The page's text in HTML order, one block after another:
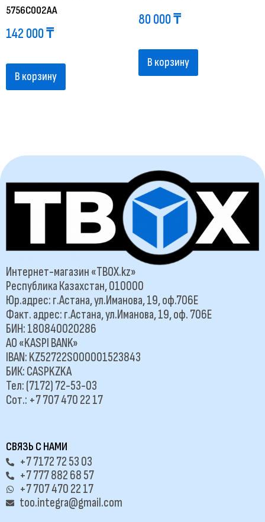
5756C002AA
142 000₸
В корзину
80 000₸
В корзину
Интернет-магазин «TBOX.kz»
Республика Казахстан, 010000
Юр.адрес: г.Астана, ул.Иманова, 19, оф.706Е
Факт. адрес: г.Астана, ул.Иманова, 19, оф. 706Е
БИН: 180840020286
АО «KASPI BANK»
IBAN: KZ52722S000001523843
БИК: CASPKZKA
Тел: (7172) 72-53-03
Сот.: +7 707 470 22 17
СВЯЗЬ С НАМИ
+7 7172 72 53 03
+7 777 882 68 57
+7 707 470 22 17
too.integra@gmail.com